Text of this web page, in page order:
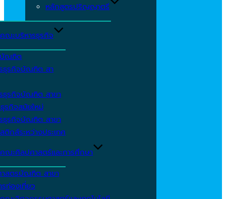
หลักสูตรปริญญาตรี
คณะบริหารธุรกิจ
ณฑิต
ธุรกิจบัณฑิต สา
ธุรกิจบัณฑิต สาขา
รกิจสมัยใหม่
ธุรกิจบัณฑิต สาขา
ติกส์ระหว่างประเทศ
คณะศิลปศาสตร์และการศึกษา
สตรบัณฑิต สาขา
ท่องเที่ยว